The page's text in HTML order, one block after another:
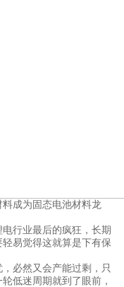
成为固态电池材料龙
行业最后的疯狂，长期
易觉得这就算是下有保
必然又会产能过剩，只
低迷周期就到了眼前，